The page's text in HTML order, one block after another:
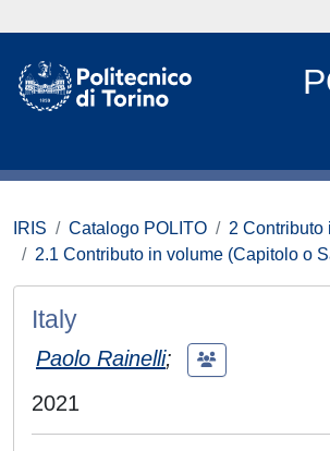
IRIS Catalogo POLITO
2 Contributo
2.1 Contributo in volume (Capitolo o
Italy
Paolo Rainelli;
2021